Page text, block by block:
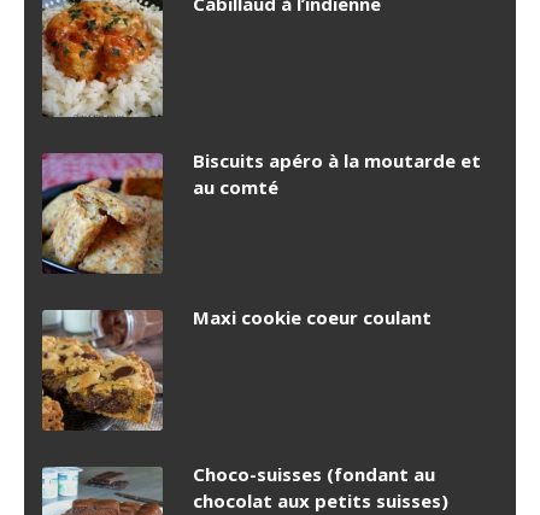
Biscuits apéro à la moutarde et
au comté
Maxi cookie coeur coulant
Choco-suisses (fondant au
chocolat aux petits suisses)